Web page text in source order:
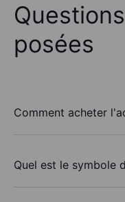
posées
Comment acheter
Quel est le symbole